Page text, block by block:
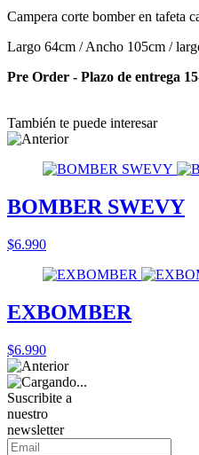
Campera corte bomber en tafeta
Largo 64cm / Ancho 105cm /
Pre Order - Plazo de entrega
También te puede interesar
BOMBER SWEVY
$6.990
EXBOMBER
$6.990
Suscribite a
nuestro
newsletter